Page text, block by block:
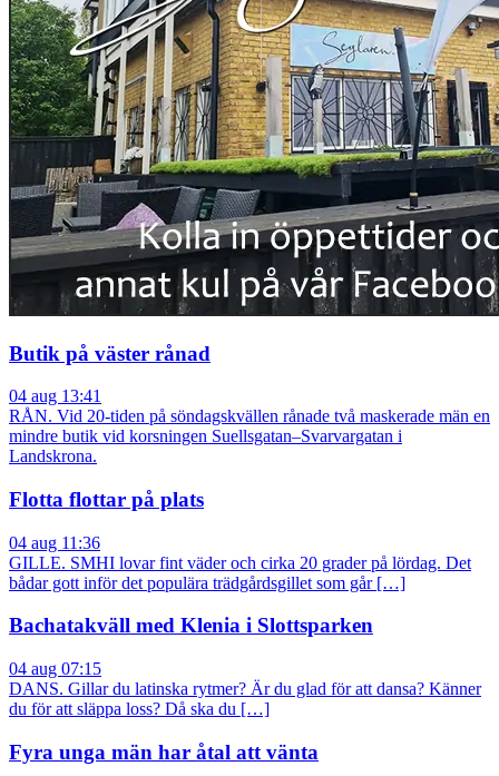
Butik på väster rånad
04 aug 13:41
RÅN. Vid 20-tiden på söndagskvällen rånade två maskerade män en
mindre butik vid korsningen Suellsgatan–Svarvargatan i
Landskrona.
Flotta flottar på plats
04 aug 11:36
GILLE. SMHI lovar fint väder och cirka 20 grader på lördag. Det
bådar gott inför det populära trädgårdsgillet som går […]
Bachatakväll med Klenia i Slottsparken
04 aug 07:15
DANS. Gillar du latinska rytmer? Är du glad för att dansa? Känner
du för att släppa loss? Då ska du […]
Fyra unga män har åtal att vänta